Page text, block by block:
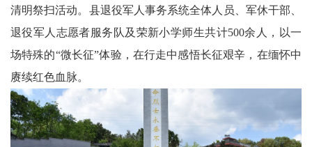
科
三
清明祭扫活动。县退役军人事务系统全体人员、军休干部、
退役军人志愿者服务队及荣新小学师生共计500余人，以一
场特殊的“微长征”体验，在行走中感悟长征艰辛，在缅怀中
赓续红色血脉。